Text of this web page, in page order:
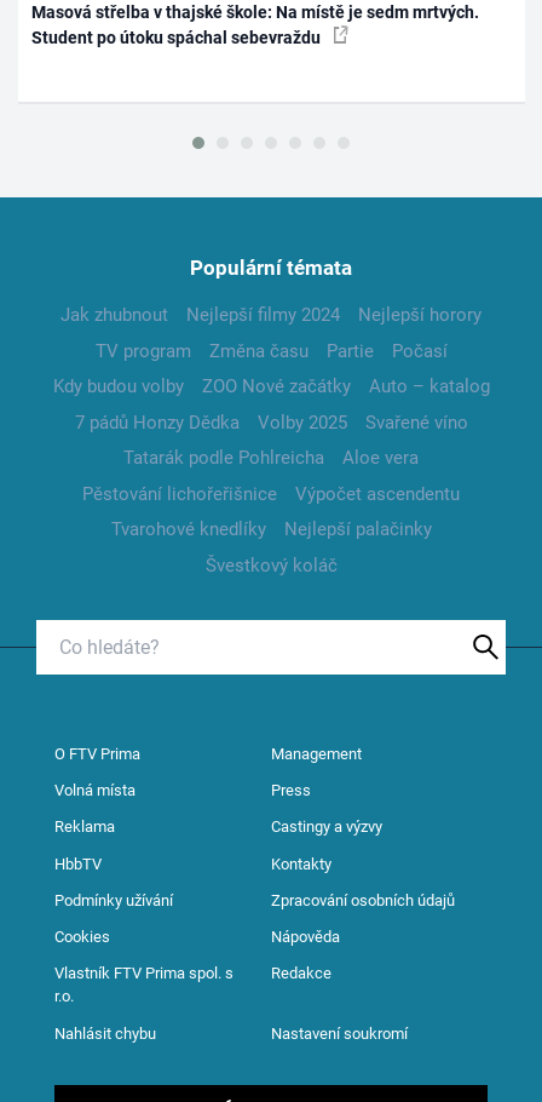
Masová střelba v thajské škole: Na místě je sedm mrtvých.
Student po útoku spáchal sebevraždu
Populární témata
Jak zhubnout Nejlepší filmy 2024
Nejlepší horory
TV program
Změna času Partie
Počasí
Kdy budou volby
ZOO Nové začátky
Auto – katalog
7 pádů Honzy Dědka
Volby 2025
Svařené víno
Tatarák podle Pohlreicha
Aloe vera
Pěstování lichořeřišnice
Výpočet ascendentu
Tvarohové knedlíky
Nejlepší palačinky
Švestkový koláč
O FTV Prima Management
Volná místa Press
Reklama Castingy a výzvy
HbbTV Kontakty
Podmínky užívání Zpracování osobních údajů
Cookies Nápověda
Vlastník FTV Prima spol. s
r.o.
Redakce
Nahlásit chybu Nastavení soukromí